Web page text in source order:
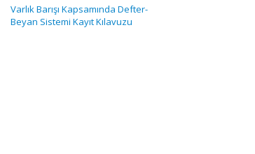
Varlık Barışı Kapsamında Defter-
Beyan Sistemi Kayıt Kılavuzu